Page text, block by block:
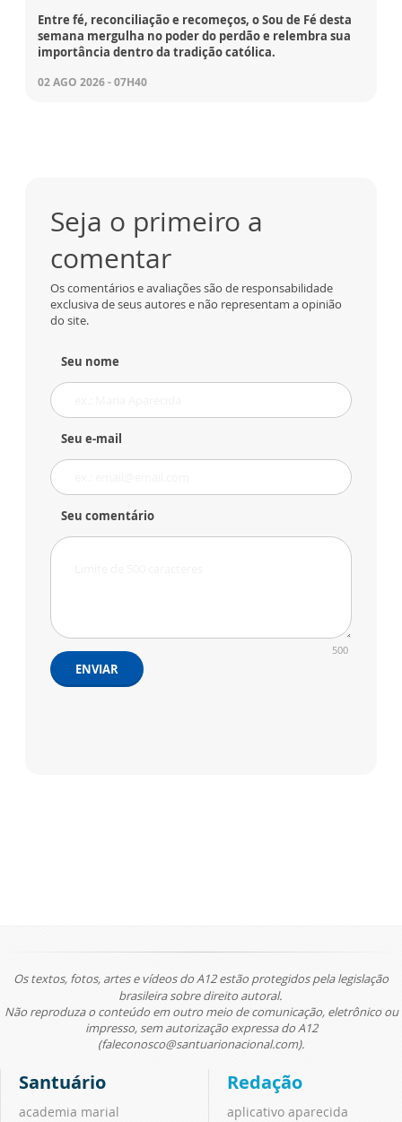
Entre fé, reconciliação e recomeços, o Sou de Fé desta
semana mergulha no poder do perdão e relembra sua
importância dentro da tradição católica.
02 AGO 2026 - 07H40
Seja o primeiro a
comentar
Os comentários e avaliações são de responsabilidade
exclusiva de seus autores e não representam a opinião
do site.
Seu nome
Seu e-mail
Seu comentário
500
ENVIAR
Os textos, fotos, artes e vídeos do A12 estão protegidos pela legislação
brasileira sobre direito autoral.
Não reproduza o conteúdo em outro meio de comunicação, eletrônico ou
impresso, sem autorização expressa do A12
(faleconosco@santuarionacional.com).
Santuário
academia marial
Redação
aplicativo aparecida